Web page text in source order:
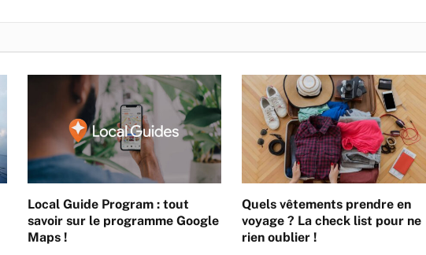
Local Guide Program : tout
savoir sur le programme Google
Maps !
Quels vêtements prendre en
voyage ? La check list pour ne
rien oublier !